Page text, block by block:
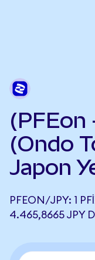
(PFEon
(Ondo
Japon
PFEON/JPY: 1
4.465,8665 JPY